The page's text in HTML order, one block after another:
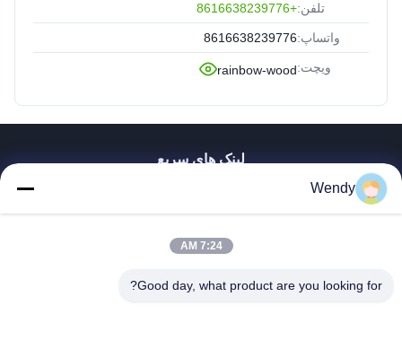
تلفن:+8616638239776
واتساپ:8616638239776
ویچت:rainbow-wood
لینک های سریع
محصولات
فیلم های
نمایش واقعیت مجازی
درباره ما
Wendy
7:24 AM
Good day, what product are you looking for?